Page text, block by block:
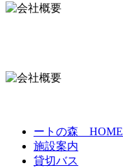
ートの森 HOME
施設案内
貸切バス